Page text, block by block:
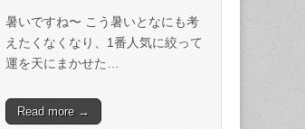
暑いですね〜 こう暑いとなにも考
えたくなくなり、1番人気に絞って
運を天にまかせた…
Read more →